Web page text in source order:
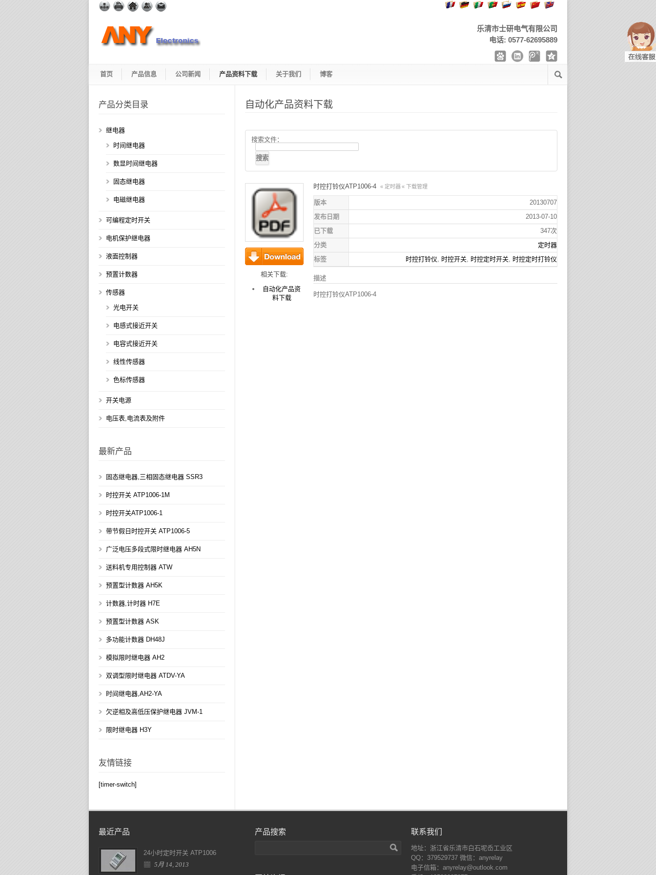
乐清市士研电气有限公司
电话: 0577-62695889
首页 产品信息 公司新闻 产品资料下载 关于我们 博客
自动化产品资料下载
搜索文件：
下载
相关下载:
自动化产品资
料下载
时控打铃仪ATP1006-4 « 定时器 « 下载管理
版本
20130707
发布日期
2013-07-10
已下载
347次
分类
定时器
标签
时控打铃仪, 时控开关, 时控定时开关, 时控定时打铃仪
描述
时控打铃仪ATP1006-4
产品分类目录
继电器
时间继电器
数显时间继电器
固态继电器
电磁继电器
可编程定时开关
电机保护继电器
液面控制器
预置计数器
传感器
光电开关
电感式接近开关
电容式接近开关
线性传感器
色标传感器
开关电源
电压表,电流表及附件
最新产品
固态继电器,三相固态继电器 SSR3
时控开关 ATP1006-1M
时控开关ATP1006-1
带节假日时控开关 ATP1006-5
广泛电压多段式限时继电器 AH5N
送料机专用控制器 ATW
预置型计数器 AH5K
计数器,计时器 H7E
预置型计数器 ASK
多功能计数器 DH48J
模拟限时继电器 AH2
双调型限时继电器 ATDV-YA
时间继电器,AH2-YA
欠逆相及高低压保护继电器 JVM-1
限时继电器 H3Y
友情链接
[timer-switch]
最近产品
24小时定时开关 ATP1006
5月 14, 2013
产品搜索 联系我们
地址：浙江省乐清市白石坭岙工业区
QQ：379529737 微信：anyrelay
电子信箱：anyrelay@outlook.com